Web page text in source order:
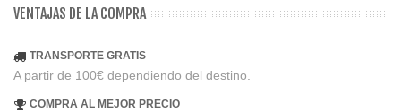
VENTAJAS DE LA COMPRA
TRANSPORTE GRATIS
A partir de 100€ dependiendo del destino.
COMPRA AL MEJOR PRECIO